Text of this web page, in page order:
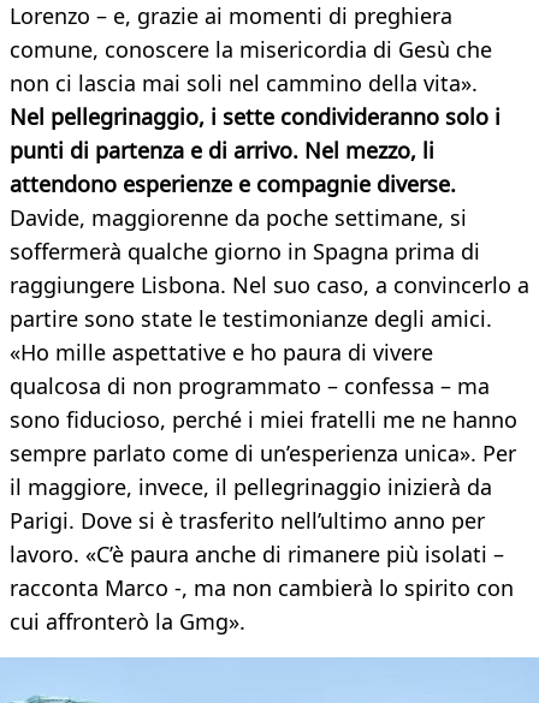
Lorenzo – e, grazie ai momenti di preghiera
comune, conoscere la misericordia di Gesù che
non ci lascia mai soli nel cammino della vita».
Nel pellegrinaggio, i sette condivideranno solo i
punti di partenza e di arrivo. Nel mezzo, li
attendono esperienze e compagnie diverse.
Davide, maggiorenne da poche settimane, si
soffermerà qualche giorno in Spagna prima di
raggiungere Lisbona. Nel suo caso, a convincerlo a
partire sono state le testimonianze degli amici.
«Ho mille aspettative e ho paura di vivere
qualcosa di non programmato – confessa – ma
sono fiducioso, perché i miei fratelli me ne hanno
sempre parlato come di un’esperienza unica». Per
il maggiore, invece, il pellegrinaggio inizierà da
Parigi. Dove si è trasferito nell’ultimo anno per
lavoro. «C’è paura anche di rimanere più isolati –
racconta Marco -, ma non cambierà lo spirito con
cui affronterò la Gmg».